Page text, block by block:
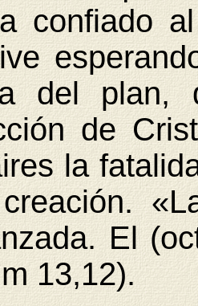
confiado
del plan,
de
la
El
13,12).